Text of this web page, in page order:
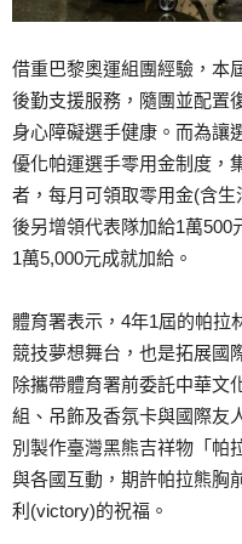
借重巴黎奧運組團經驗，本
後勤支援服務，隨團並配置
身心障礙選手健康。而為讓
優化帕運選手零用金制度，
者，每月可領取零用金(含
後另增領代表隊加給1萬500
1萬5,000元成就加給。
體育署表示，4年1屆的帕拉
競技夢想舞台，也是拓展國
除攜帶體育署前委託中華文
組、吊飾及香氛卡與國際友
別製作臺灣黑熊吉祥物「帕
與各國互動，期許帕拉熊胸
利(victory)的祝福。